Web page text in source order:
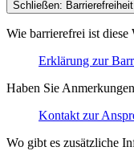
Schließen: Barrierefreiheit
Wie barrierefrei ist diese
Erklärung zur
Haben Sie
Kontakt zur
Wo gibt es zusätzliche